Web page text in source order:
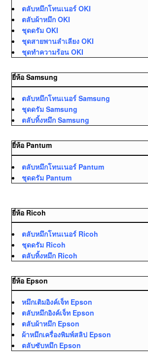
ตลับหมึกโทนเนอร์ OKI
ตลับผ้าหมึก OKI
ชุดดรัม OKI
ชุดสายพานลำเลียง OKI
ชุดทำความร้อน OKI
ยี่ห้อ Samsung
ตลับหมึกโทนเนอร์ Samsung
ชุดดรัม Samsung
ตลับทิ้งหมึก Samsung
ยี่ห้อ Pantum
ตลับหมึกโทนเนอร์ Pantum
ชุดดรัม Pantum
ยี่ห้อ Ricoh
ตลับหมึกโทนเนอร์ Ricoh
ชุดดรัม Ricoh
ตลับทิ้งหมึก Ricoh
ยี่ห้อ Epson
หมึกเติมอิงค์เจ็ท Epson
ตลับหมึกอิงค์เจ็ท Epson
ตลับผ้าหมึก Epson
ผ้าหมึกเครื่องพิมพ์สลิป Epson
ตลับซับหมึก Epson